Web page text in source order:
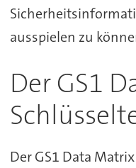
ausspielen zu
Der GS1
Der GS1 Data